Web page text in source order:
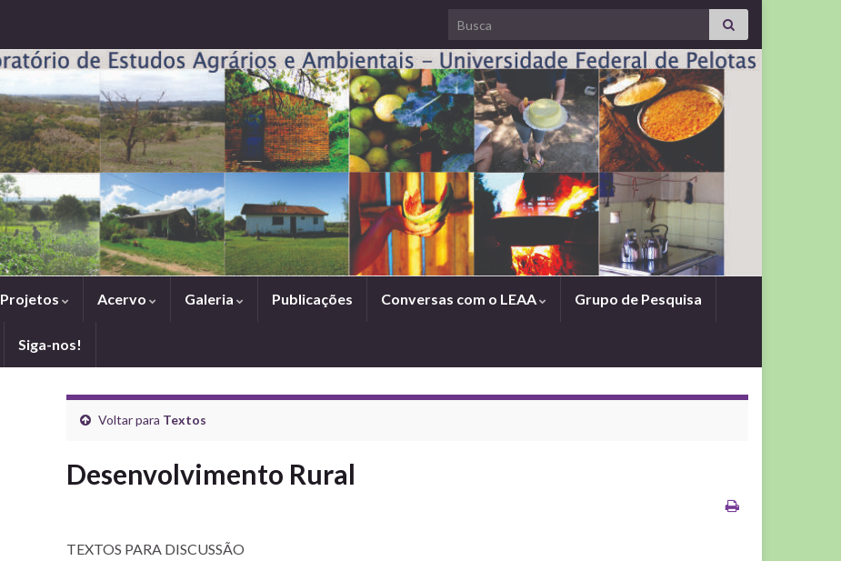
Search for:
Projetos Acervo Galeria Publicações Conversas com o LEAA Grupo de Pesquisa
Siga-nos!
Voltar para Textos
Desenvolvimento Rural
TEXTOS PARA DISCUSSÃO